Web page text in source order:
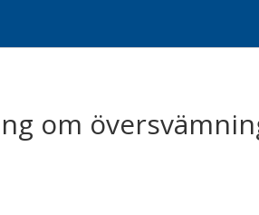
om